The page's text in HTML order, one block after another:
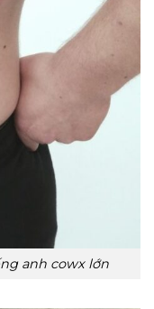
anh cowx lớn